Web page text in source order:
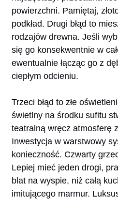
powierzchni. Pamiętaj,
podkład. Drugi błąd to
rodzajów drewna. Jeśli
się go konsekwentnie w
ewentualnie łącząc go z
ciepłym odcieniu.
Trzeci błąd to złe
świetlny na środku sufitu
teatralną wręcz atmosferę
Inwestycja w warstwowy
konieczność. Czwarty
Lepiej mieć jeden drogi,
blat na wyspie, niż całą
imitującego marmur.